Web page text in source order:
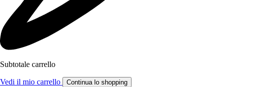
Subtotale carrello
Vedi il mio carrello Continua lo shopping